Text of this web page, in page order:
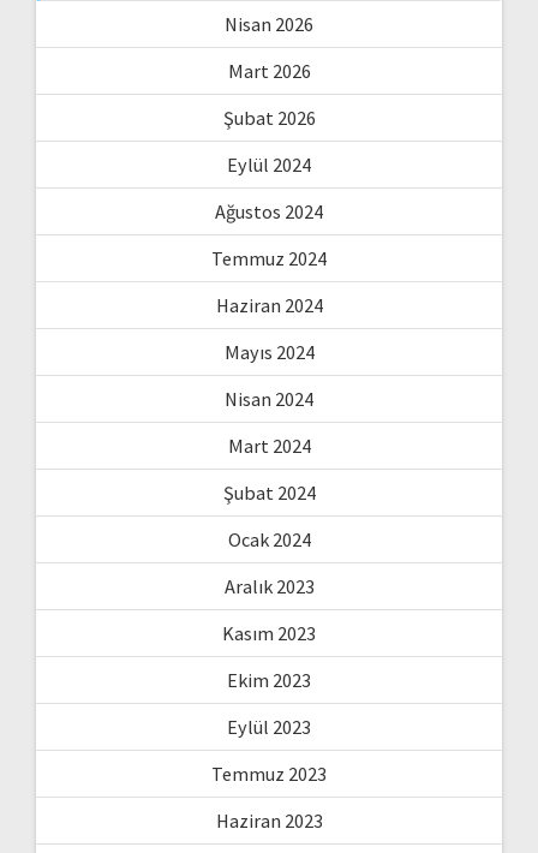
Nisan 2026
Mart 2026
Şubat 2026
Eylül 2024
Ağustos 2024
Temmuz 2024
Haziran 2024
Mayıs 2024
Nisan 2024
Mart 2024
Şubat 2024
Ocak 2024
Aralık 2023
Kasım 2023
Ekim 2023
Eylül 2023
Temmuz 2023
Haziran 2023